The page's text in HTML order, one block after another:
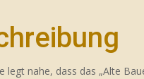
legt nahe, dass das „Alte